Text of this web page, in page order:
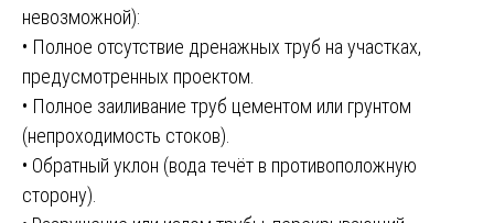
невозможной):
• Полное отсутствие дренажных труб на участках,
предусмотренных проектом.
• Полное заиливание труб цементом или грунтом
(непроходимость стоков).
• Обратный уклон (вода течёт в противоположную
сторону).